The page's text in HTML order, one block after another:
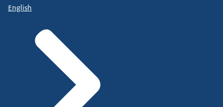
English